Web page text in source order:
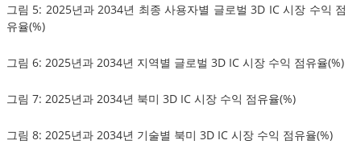
그림 5: 2025년과 2034년 최종 사용자별 글로벌 3D IC 시장 수익 점
유율(%)
그림 6: 2025년과 2034년 지역별 글로벌 3D IC 시장 수익 점유율(%)
그림 7: 2025년과 2034년 북미 3D IC 시장 수익 점유율(%)
그림 8: 2025년과 2034년 기술별 북미 3D IC 시장 수익 점유율(%)